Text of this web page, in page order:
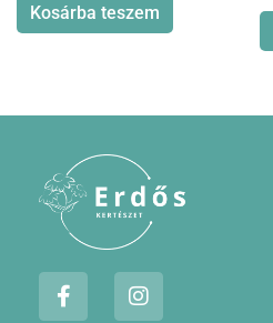
Kosárba teszem
F
a
I
n